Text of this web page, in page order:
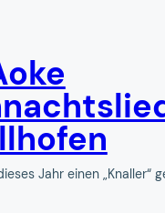
Jahr einen „Knaller“